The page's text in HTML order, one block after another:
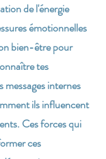
de l'énergie
émotionnelles
bien-être pour
tes
messages internes
ils influencent
Ces forces qui
ces